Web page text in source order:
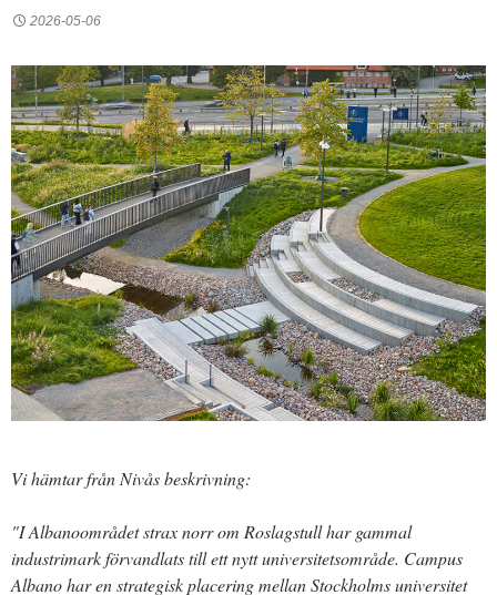
2026-05-06
Vi hämtar från Nivås beskrivning:
"I Albanoområdet strax norr om Roslagstull har gammal
industrimark förvandlats till ett nytt universitetsområde. Campus
Albano har en strategisk placering mellan Stockholms universitet